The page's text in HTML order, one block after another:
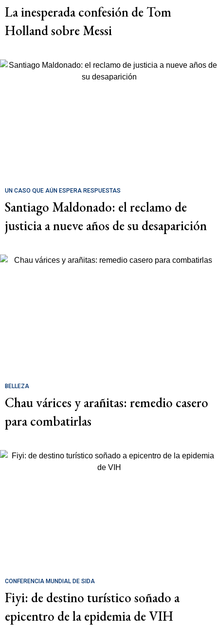
La inesperada confesión de Tom
Holland sobre Messi
UN CASO QUE AÚN ESPERA RESPUESTAS
Santiago Maldonado: el reclamo de
justicia a nueve años de su desaparición
BELLEZA
Chau várices y arañitas: remedio casero
para combatirlas
CONFERENCIA MUNDIAL DE SIDA
Fiyi: de destino turístico soñado a
epicentro de la epidemia de VIH